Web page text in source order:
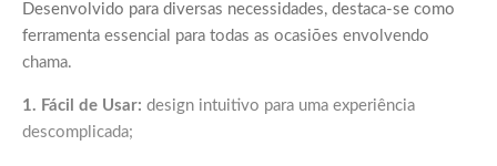
Desenvolvido para diversas necessidades, destaca-se como
ferramenta essencial para todas as ocasiões envolvendo
chama.
1. Fácil de Usar: design intuitivo para uma experiência
descomplicada;